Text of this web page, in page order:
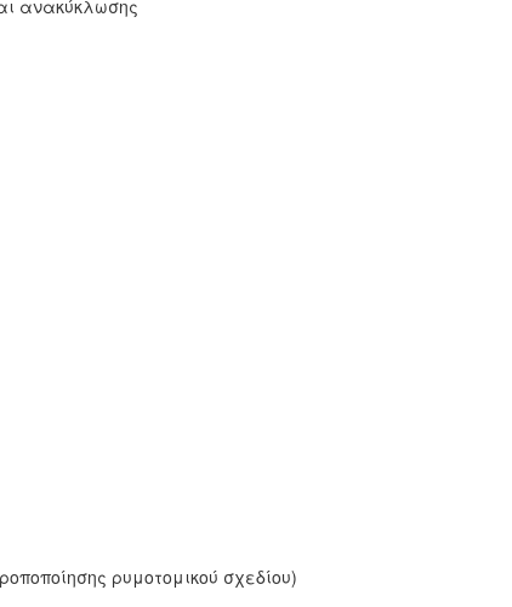
ανακύκλωσης
ρυμοτομικού σχεδίου)